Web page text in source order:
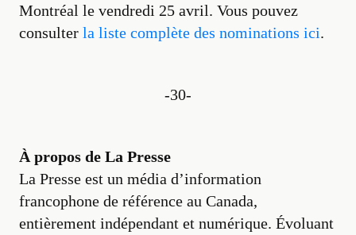
Montréal le vendredi 25 avril. Vous pouvez
consulter la liste complète des nominations ici.
-30-
À propos de La Presse
La Presse est un média d’information
francophone de référence au Canada,
entièrement indépendant et numérique. Évoluant